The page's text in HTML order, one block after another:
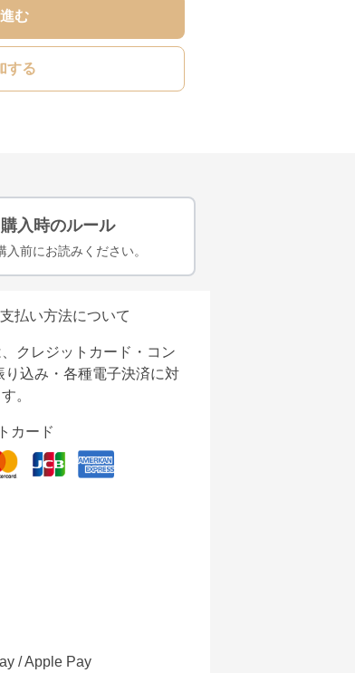
む
する
購入時のルール
入前にお読みください。
払い方法について
クレジットカード・コン
り込み・各種電子決済に対
。
カード
/ Apple Pay